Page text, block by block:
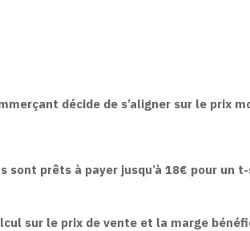
décide de s’aligner sur le prix
prêts à payer jusqu’à 18€ pour
sur le prix de vente et la marge